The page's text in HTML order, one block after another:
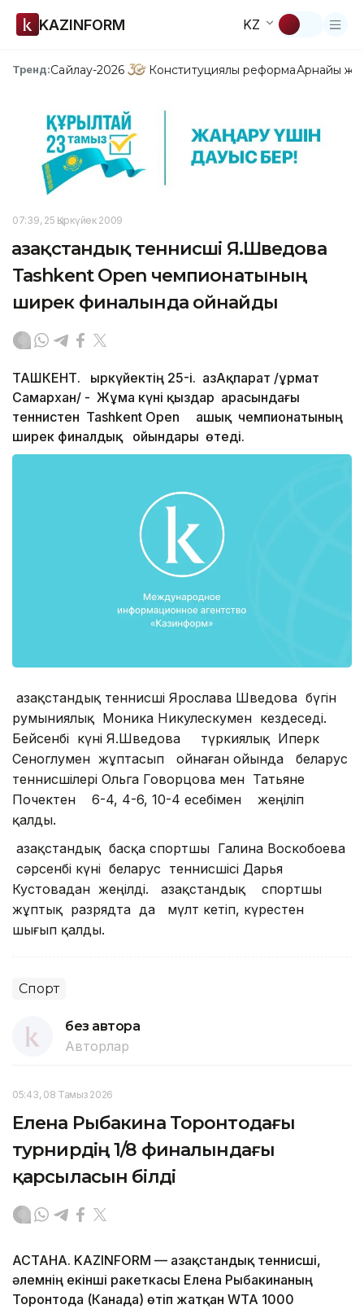
KAZINFORM KZ
Тренд:Сайлау-2026 Конституциялық реформаАрнайы
07:39, 25 Қыркүйек 2009
Қазақстандық теннисші Я.Шведова
Tashkent Open чемпионатының
ширек финалында ойнайды
ТАШКЕНТ. Қыркүйектің 25-і. ҚазАқпарат /Құрмат
Самархан/ - Жұма күні қыздар арасындағы
теннистен Tashkent Open ашық чемпионатының
ширек финалдық ойындары өтеді.
Қазақстандық теннисші Ярослава Шведова бүгін
румыниялық Моника Никулескумен кездеседі.
Бейсенбі күні Я.Шведова түркиялық Иперк
Сеноглумен жұптасып ойнаған ойында беларус
теннисшілері Ольга Говорцова мен Татьяне
Почектен 6-4, 4-6, 10-4 есебімен жеңіліп
қалды.
Қазақстандық басқа спортшы Галина Воскобоева
сәрсенбі күні беларус теннисшісі Дарья
Кустовадан жеңілді. Қазақстандық спортшы
жұптық разрядта да мүлт кетіп, күрестен
шығып қалды.
Спорт
без автора
Авторлар
05:43, 08 Тамыз 2026
Елена Рыбакина Торонтодағы
турнирдің 1/8 финалындағы
қарсыласын білді
АСТАНА. KAZINFORM — Қазақстандық теннисші,
әлемнің екінші ракеткасы Елена Рыбакинаның
Торонтода (Канада) өтіп жатқан WTA 1000